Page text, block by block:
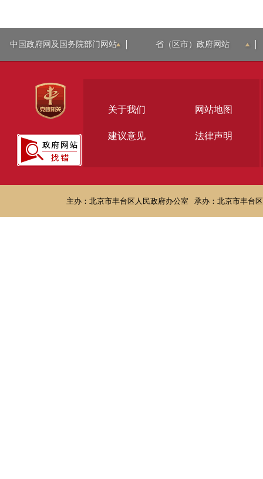
中国政府网及国务院部门网站 省（区市）政府网站
关于我们 网站地图
建议意见 法律声明
主办：北京市丰台区人民政府办公室 承办：北京市丰台